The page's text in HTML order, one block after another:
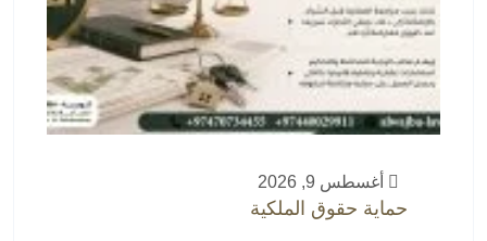
أغسطس 9, 2026
حماية حقوق الملكية